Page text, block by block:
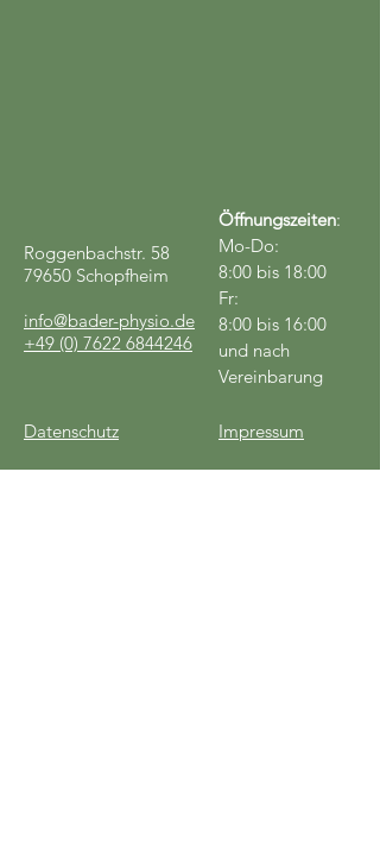
Roggenbachstr. 58
79650 Schopfheim
info@bader-physio.de
+49 (0) 7622 6844246
Öffnungszeiten:
Mo-Do:
8:00 bis 18:00
Fr:
8:00 bis 16:00
und nach
Vereinbarung
Datenschutz Impressum